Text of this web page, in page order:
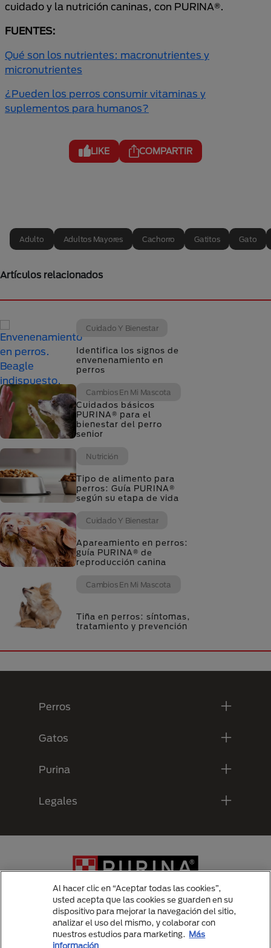
cuidado y la nutrición caninas, con PURINA®.
FUENTES:
Qué son los nutrientes: macronutrientes y
micronutrientes
¿Pueden los perros consumir vitaminas y
suplementos para humanos?
LIKE COMPARTIR
Adulto Adultos Mayores Cachorro Gatitos Gato
Artículos relacionados
Cuidado Y Bienestar
Identifica los signos de
envenenamiento en
perros
Cambios En Mi Mascota
Cuidados básicos
PURINA® para el
bienestar del perro
senior
Nutrición
Tipo de alimento para
perros: Guía PURINA®
según su etapa de vida
Cuidado Y Bienestar
Apareamiento en perros:
guía PURINA® de
reproducción canina
Cambios En Mi Mascota
Tiña en perros: síntomas,
tratamiento y prevención
Perros
Gatos
Purina
Legales
Menu Footer Secundario Purina
Al hacer clic en “Aceptar todas las cookies”,
usted acepta que las cookies se guarden en su
dispositivo para mejorar la navegación del sitio,
analizar el uso del mismo, y colaborar con
nuestros estudios para marketing. Más
información